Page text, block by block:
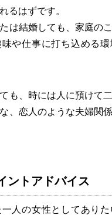
るはずです。
は結婚しても、家庭の
や仕事に打ち込める環
も、時には人に預けて
、恋人のような夫婦関
ントアドバイス
人の女性としてあり